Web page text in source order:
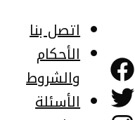
فيسبوك
تويتر
اتصل بنا
الأحكام
والشروط
الأسئلة